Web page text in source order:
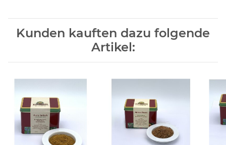
Kunden kauften dazu folgende
Artikel: